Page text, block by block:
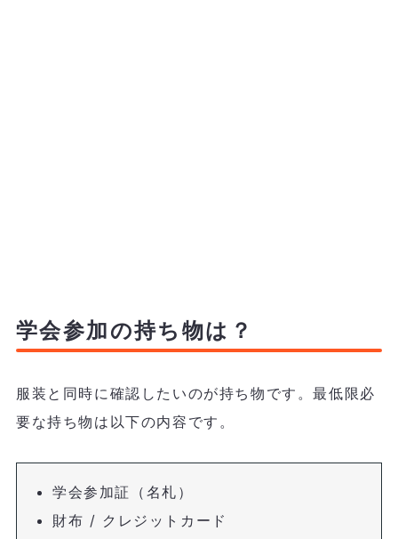
学会参加の持ち物は？
服装と同時に確認したいのが持ち物です。最低限必
要な持ち物は以下の内容です。
学会参加証（名札）
財布 / クレジットカード